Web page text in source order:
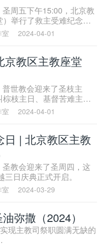
周五下午15:00，北京教
举行了救主受难纪念仪
2024-04-01
京教区主教座堂
世教会迎来了圣枝主
枝主日、基督苦难主
天，它标志着圣周的开
2024-04-01
日 | 北京教区主教
教会迎来了圣周四，这
日庆典正式开启。
2024-03-29
弥撒（2024）
现主教司祭职圆满无缺的